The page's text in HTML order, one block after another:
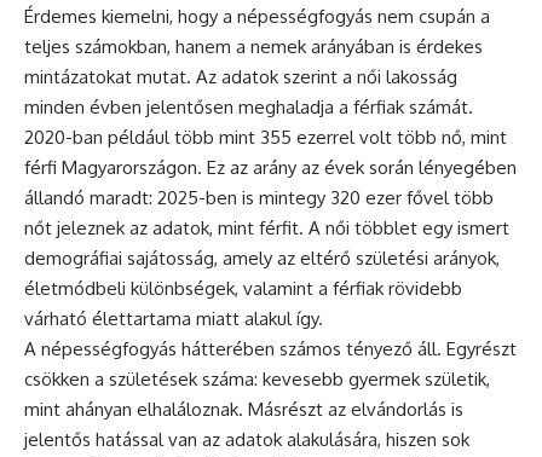
Érdemes kiemelni, hogy a népességfogyás nem csupán a
teljes számokban, hanem a nemek arányában is érdekes
mintázatokat mutat. Az adatok szerint a női lakosság
minden évben jelentősen meghaladja a férfiak számát.
2020-ban például több mint 355 ezerrel volt több nő, mint
férfi Magyarországon. Ez az arány az évek során lényegében
állandó maradt: 2025-ben is mintegy 320 ezer fővel több
nőt jeleznek az adatok, mint férfit. A női többlet egy ismert
demográfiai sajátosság, amely az eltérő születési arányok,
életmódbeli különbségek, valamint a férfiak rövidebb
várható élettartama miatt alakul így.
A népességfogyás hátterében számos tényező áll. Egyrészt
csökken a születések száma: kevesebb gyermek születik,
mint ahányan elhaláloznak. Másrészt az elvándorlás is
jelentős hatással van az adatok alakulására, hiszen sok